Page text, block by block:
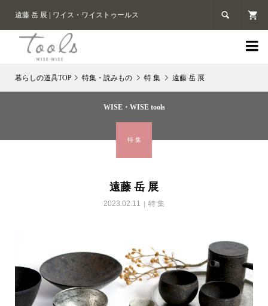
遠藤 岳 展 | ワイス・ワイストゥールス 

特集・読みもの 特 集 遠藤 岳 展
WISE・WISE tools
特 集
遠藤 岳 展
2023.02.11 特 集